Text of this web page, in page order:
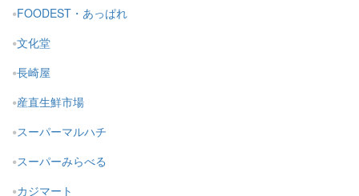
FOODEST・あっぱれ
文化堂
長崎屋
産直生鮮市場
スーパーマルハチ
スーパーみらべる
カジマート